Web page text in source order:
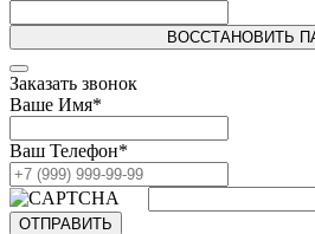
ВОССТАНОВИТЬ
Заказать звонок
Ваше Имя*
Ваш Телефон*
ОТПРАВИТЬ